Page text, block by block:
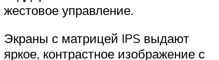
жестовое управление.
Экраны с матрицей IPS выдают
яркое, контрастное изображение с